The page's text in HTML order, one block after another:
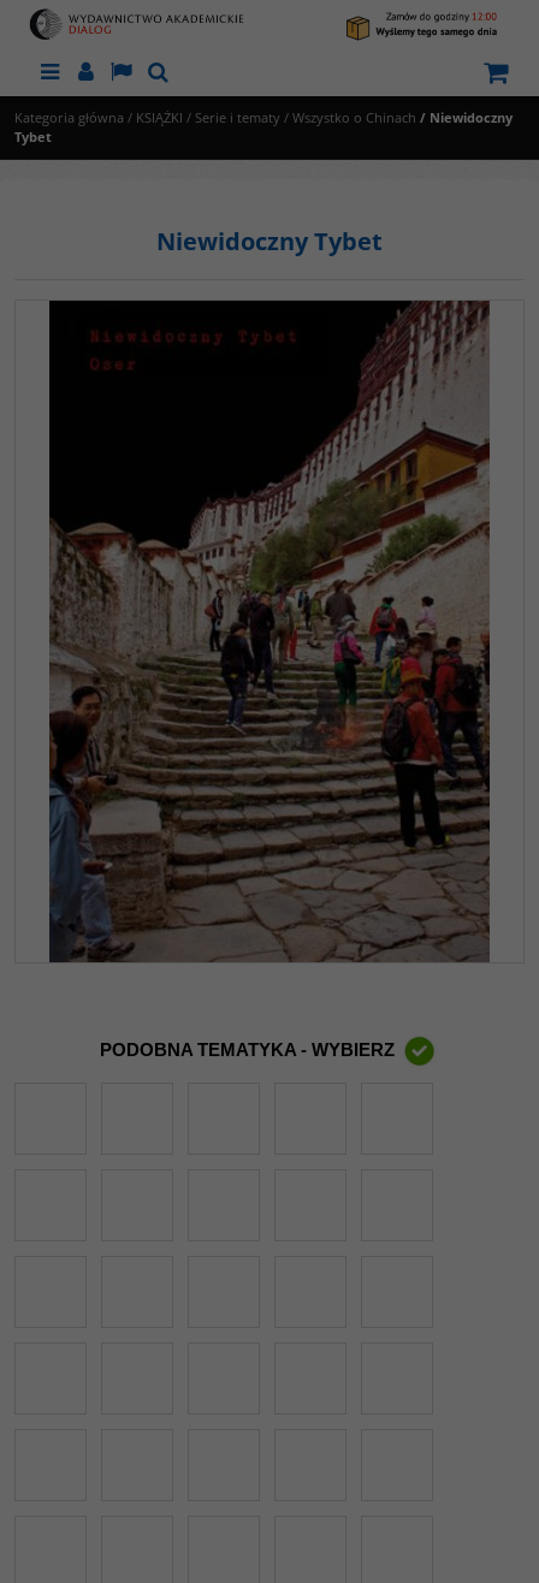
MenuPanelLangSzukaj
Kategoria główna / KSIĄŻKI / Serie i tematy / Wszystko o Chinach / Niewidoczny
Tybet
Niewidoczny Tybet
PODOBNA TEMATYKA - WYBIERZ